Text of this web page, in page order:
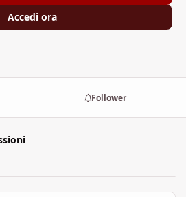
Accedi ora
Follower